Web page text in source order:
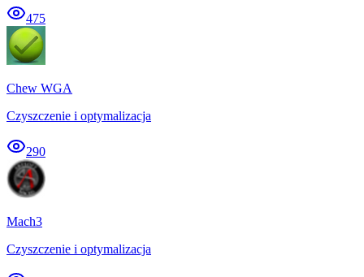
475
Chew WGA
Czyszczenie i optymalizacja
290
Mach3
Czyszczenie i optymalizacja